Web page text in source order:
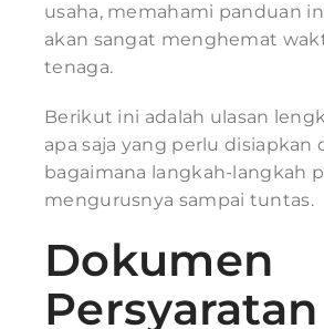
usaha, memahami panduan
akan sangat menghemat
tenaga.
Berikut ini adalah ulasan
apa saja yang perlu disiapkan
bagaimana langkah-langkah
mengurusnya sampai tuntas.
Dokumen